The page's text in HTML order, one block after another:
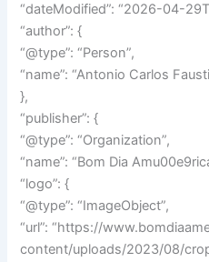
“dateModified”: “2026-04-
“author”: {
“@type”: “Person”,
“name”: “Antonio Carlos
},
“publisher”: {
“@type”: “Organization”,
“name”: “Bom Dia
“logo”: {
“@type”: “ImageObject”,
“url”: “https://
content/uploads/2023/08/